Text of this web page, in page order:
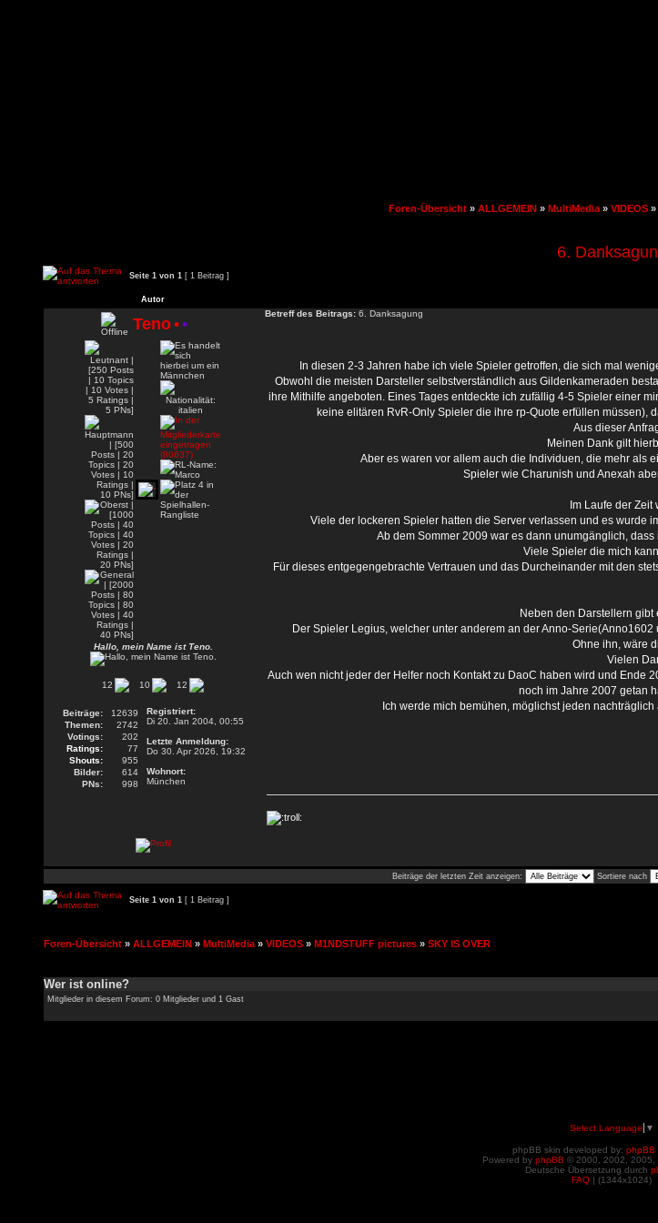
Foren-Übersicht» ALLGEMEIN» MultiMedia» VIDEOS»
6.
Seite 1 von 1 [ 1 Beitrag ]
Autor
Teno••
Hallo, mein Name ist Teno.
12 10 12
Beiträge:
12639
Themen:
2742
Votings:
202
Ratings:
77
Shouts:
955
Bilder:
614
PNs:
998
Registriert:
Di 20. Jan 2004, 00:55
Letzte Anmeldung:
Do 30. Apr 2026, 19:32
Wohnort:
München
Betreff des Beitrags: 6. Danksagung
In diesen 2-3 Jahren habe ich viele Spieler getroffen, die sich mal
Obwohl die meisten Darsteller selbstverständlich aus Gildenkameraden
ihre Mithilfe angeboten. Eines Tages entdeckte ich zufällig 4-5 Spieler einer
keine elitären RvR-Only Spieler die ihre rp-Quote erfüllen müssen),
Aus dieser
Meinen Dank gilt
Aber es waren vor allem auch die Individuen, die mehr als
Spieler wie Charunish und Anexah
Im Laufe der
Viele der lockeren Spieler hatten die Server verlassen und es wurde
Ab dem Sommer 2009 war es dann unumgänglich,
Viele Spieler die mich
Für dieses entgegengebrachte Vertrauen und das Durcheinander mit den
Neben den Darstellern gibt
Der Spieler Legius, welcher unter anderem an der Anno-
Ohne ihn, wäre
Vielen
Auch wen nicht jeder der Helfer noch Kontakt zu DaoC haben wird und Ende
noch im Jahre 2007 getan
Ich werde mich bemühen, möglichst jeden
Beiträge der letzten Zeit anzeigen: Sortiere nach
Seite 1 von 1 [ 1 Beitrag ]
Foren-Übersicht » ALLGEMEIN » MultiMedia » VIDEOS » M1NDSTUFF pictures » SKY IS OVER
Wer ist online?
Mitglieder in diesem Forum: 0 Mitglieder und 1 Gast
Select Language ▼
phpBB skin developed by: phpBB
Powered by phpBB © 2000, 2002, 2005,
Deutsche Übersetzung durch
FAQ | (1344x1024)